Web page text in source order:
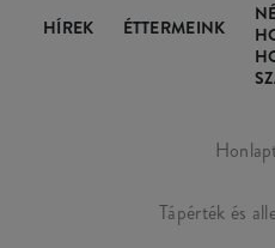
HÍREK ÉTTERMEINK
Tápérték és